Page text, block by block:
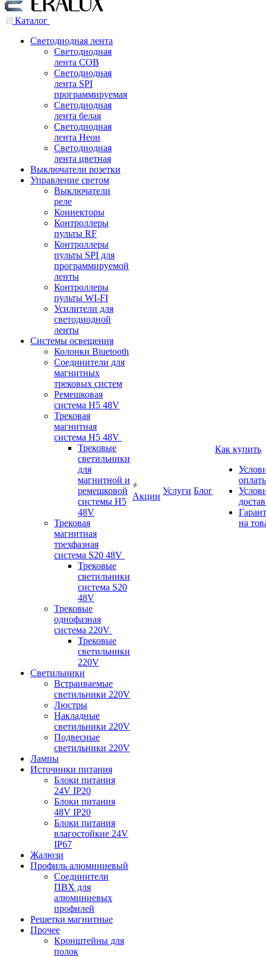
Каталог
Светодиодная лента
Светодиодная
лента COB
Светодиодная
лента SPI
программируемая
Светодиодная
лента белая
Светодиодная
лента Неон
Светодиодная
лента цветная
Выключатели розетки
Управление светом
Выключатели
реле
Коннекторы
Контроллеры
пульты RF
Контроллеры
пульты SPI для
программируемой
ленты
Контроллеры
пульты WI-FI
Усилители для
светодиодной
ленты
Системы освещения
Колонки Biuetooth
Соединители для
магнитных
трековых систем
Ремешковая
система H5 48V
Трековая
магнитная
система H5 48V
Трековые
светильники
для
магнитной и
ремешковой
системы H5
48V
Трековая
магнитная
трехфазная
система S20 48V
Трековые
светильники
система S20
48V
Трековые
однофазная
система 220V
Трековые
светильники
220V
Светильники
Встраиваемые
светильники 220V
Люстры
Накладные
светильники 220V
Подвесные
светильники 220V
Лампы
Источники питания
Блоки питания
24V IP20
Блоки питания
48V IP20
Блоки питания
влагостойкие 24V
IP67
Жалюзи
Профиль алюминиевый
Соединители
ПВХ для
алюминиевых
профилей
Решетки магнитные
Прочее
Кронштейны для
полок
Акции
Услуги Блог
Как купить
на